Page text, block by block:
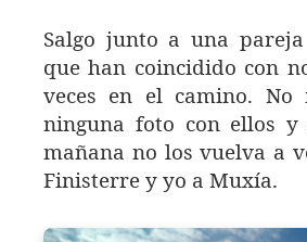
Salgo junto a una
que han coincidido con
veces en el camino. No
ninguna foto con ellos y
mañana no los vuelva a
Finisterre y yo a Muxía.